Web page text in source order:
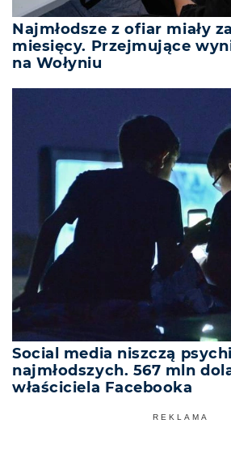
Najmłodsze z ofiar miały
miesięcy. Przejmujące
na Wołyniu
Social media niszczą
najmłodszych. 567 mln
właściciela Facebooka
REKLAMA